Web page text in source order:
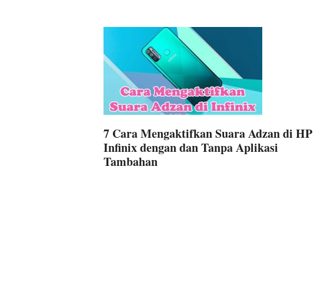
7 Cara Mengaktifkan Suara Adzan di HP
Infinix dengan dan Tanpa Aplikasi
Tambahan